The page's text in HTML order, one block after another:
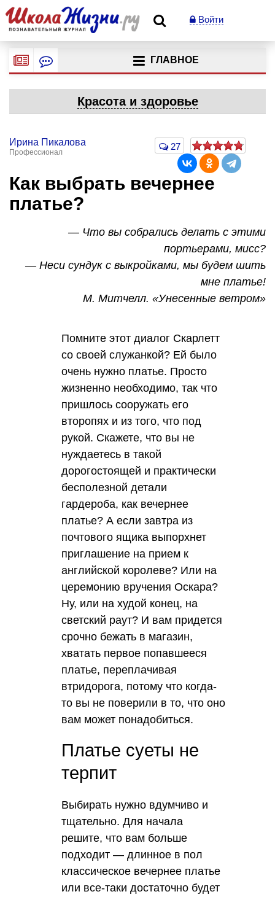
Войти
ГЛАВНОЕ
Красота и здоровье
Ирина Пикалова
Профессионал
27
Как выбрать вечернее
платье?
— Что вы собрались делать с этими
портьерами, мисс?
— Неси сундук с выкройками, мы будем шить
мне платье!
М. Митчелл. «Унесенные ветром»
Помните этот диалог Скарлетт
со своей служанкой? Ей было
очень нужно платье. Просто
жизненно необходимо, так что
пришлось сооружать его
второпях и из того, что под
рукой. Скажете, что вы не
нуждаетесь в такой
дорогостоящей и практически
бесполезной детали
гардероба, как вечернее
платье? А если завтра из
почтового ящика выпорхнет
приглашение на прием к
английской королеве? Или на
церемонию вручения Оскара?
Ну, или на худой конец, на
светский раут? И вам придется
срочно бежать в магазин,
хватать первое попавшееся
платье, переплачивая
втридорога, потому что когда-
то вы не поверили в то, что оно
вам может понадобиться.
Платье суеты не
терпит
Выбирать нужно вдумчиво и
тщательно. Для начала
решите, что вам больше
подходит — длинное в пол
классическое вечернее платье
или все-таки достаточно будет